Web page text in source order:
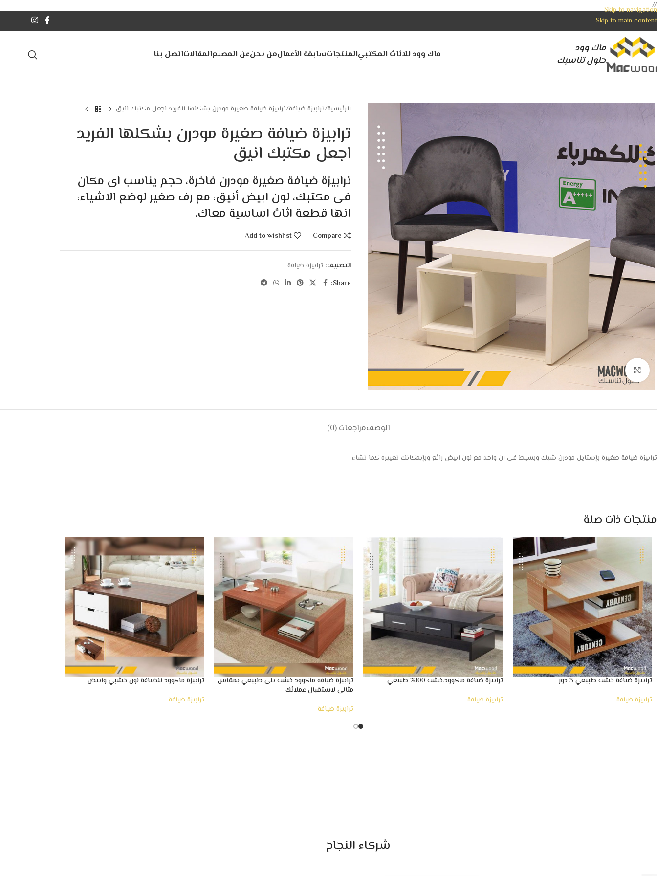
//
Skip to navigation
Skip to main content
ماك وود
حلول تناسبك
ماك وود للاثاث المكتبيالمنتجاتسابقة الأعمالمن نحنعن المصنعالمقالاتاتصل بنا
Click to enlarge
الرئيسية ترابيزة ضيافة ترابيزة ضيافة صغيرة مودرن بشكلها الفريد اجعل مكتبك انيق
ترابيزة ضيافة صغيرة مودرن بشكلها الفريد
اجعل مكتبك انيق
ترابيزة ضيافة صغيرة مودرن فاخرة، حجم يناسب اى مكان
فى مكتبك، لون ابيض أنيق، مع رف صغير لوضع الاشياء،
انها قطعة اثاث اساسية معاك.
Compare
Add to wishlist
التصنيف: ترابيزة ضيافة
Share:
الوصفمراجعات (0)
ترابيزة ضيافة صغيرة بإستايل مودرن شيك وبسيط فى آن واحد مع لون ابيض رائع وبإبمكانك تغييره كما تشاء
منتجات ذات صلة
ترابيزة ضيافة خشب طبيعي 3 دور
ترابيزة ضيافة
ترابيزة ضيافة ماكوود،خشب 100% طبيعي
ترابيزة ضيافة
ترابيزة ضيافه ماكوود خشب بنى طبيعي بمقاس
مثالى لاستقبال عملائك
ترابيزة ضيافة
ترابيزة ماكوود للضيافة لون خشبي وابيض
ترابيزة ضيافة
شركاء النجاح